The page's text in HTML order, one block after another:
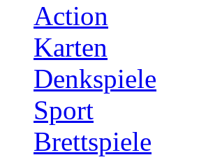
Action
Karten
Denkspiele
Sport
Brettspiele